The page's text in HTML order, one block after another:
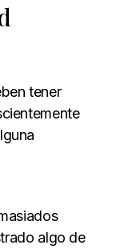
tener
algo de